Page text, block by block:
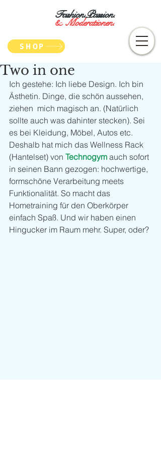
Fashion.Passion.
&Moderationen.
SHOP
Two in one
Ich gestehe: Ich liebe Design. Ich bin
Ästhetin. Dinge, die schön aussehen,
ziehen  mich magisch an. (Natürlich
sollte auch was dahinter stecken). Sei
es bei Kleidung, Möbel, Autos etc.
Deshalb hat mich das Wellness Rack
(Hantelset) von Technogym auch sofort
in seinen Bann gezogen: hochwertige,
formschöne Verarbeitung meets
Funktionalität. So macht das
Hometraining für den Oberkörper
einfach Spaß. Und wir haben einen
Hingucker im Raum mehr. Super, oder?